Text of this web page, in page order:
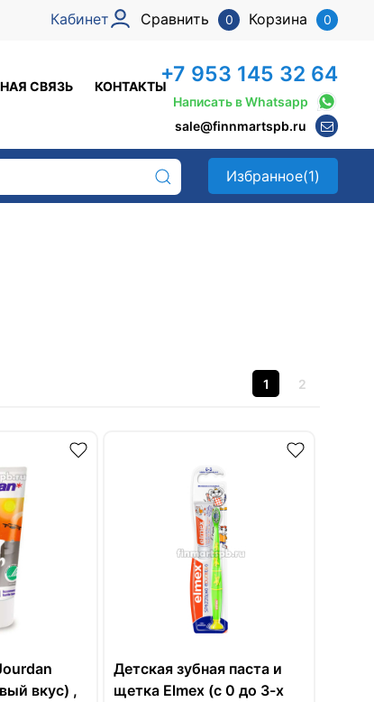
Кабинет Корзина 0
Сравнить 0
СВЯЗЬ КОНТАКТЫ+7 953 145 32 64
Написать в Whatsapp
sale@finnmartspb.ru
Избранное(1)
1 2
вкус) ,
Детская зубная паста и
щетка Elmex (с 0 до 3-х